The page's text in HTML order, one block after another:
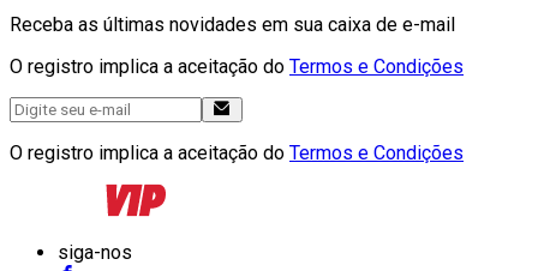
Receba as últimas novidades em sua caixa de e-mail
O registro implica a aceitação do Termos e Condições
O registro implica a aceitação do Termos e Condições
siga-nos